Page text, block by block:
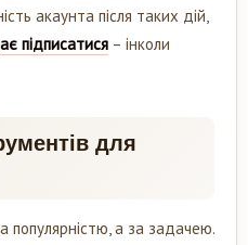
акаунта після таких дій,
підписатися – інколи
для
популярністю, а за задачею.